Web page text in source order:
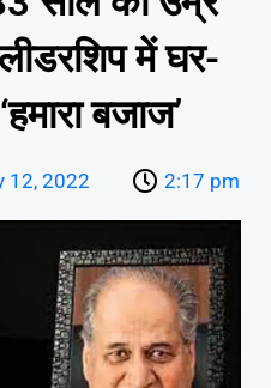
में घर-
बजाज’
12, 2022 2:17 pm